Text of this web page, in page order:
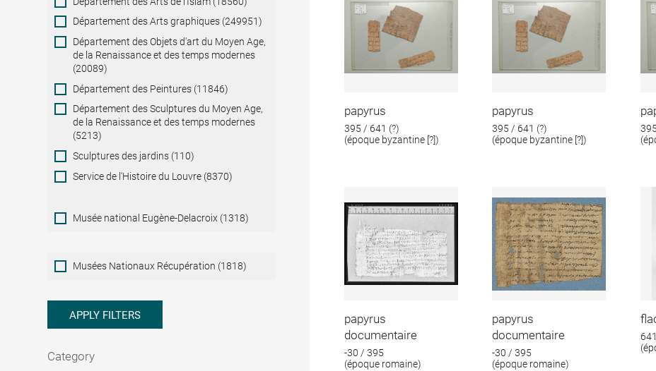
Département des Arts graphiques (249951)
Département des Objets d'art du Moyen Age,
de la Renaissance et des temps modernes
(20089)
Département des Peintures (11846)
Département des Sculptures du Moyen Age,
de la Renaissance et des temps modernes
(5213)
Sculptures des jardins (110)
Service de l'Histoire du Louvre (8370)
Musée national Eugène-Delacroix (1318)
Musées
Nationaux
Musées Nationaux Récupération (1818)
APPLY FILTERS
Category
papyrus
395 / 641 (?)
(époque byzantine [?])
papyrus
395 / 641 (?)
(époque byzantine [?])
papyrus
documentaire
-30 / 395
(époque romaine)
papyrus
documentaire
-30 / 395
(époque romaine)